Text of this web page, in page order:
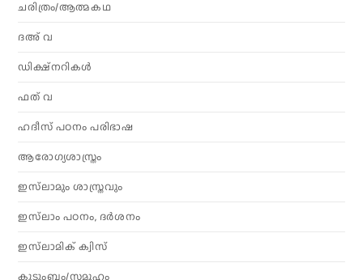
ചരിത്രം/ആത്മകഥ
ദഅ് വ
ഡിക്ഷ്നറികൾ
ഫത് വ
ഹദീസ് പഠനം പരിഭാഷ
ആരോഗ്യശാസ്ത്രം
ഇസ്‌ലാമും ശാസ്ത്രവും
ഇസ്‌ലാം പഠനം, ദർശനം
ഇസ്‌ലാമിക് ക്വിസ്
കുടുംബം/സമൂഹം